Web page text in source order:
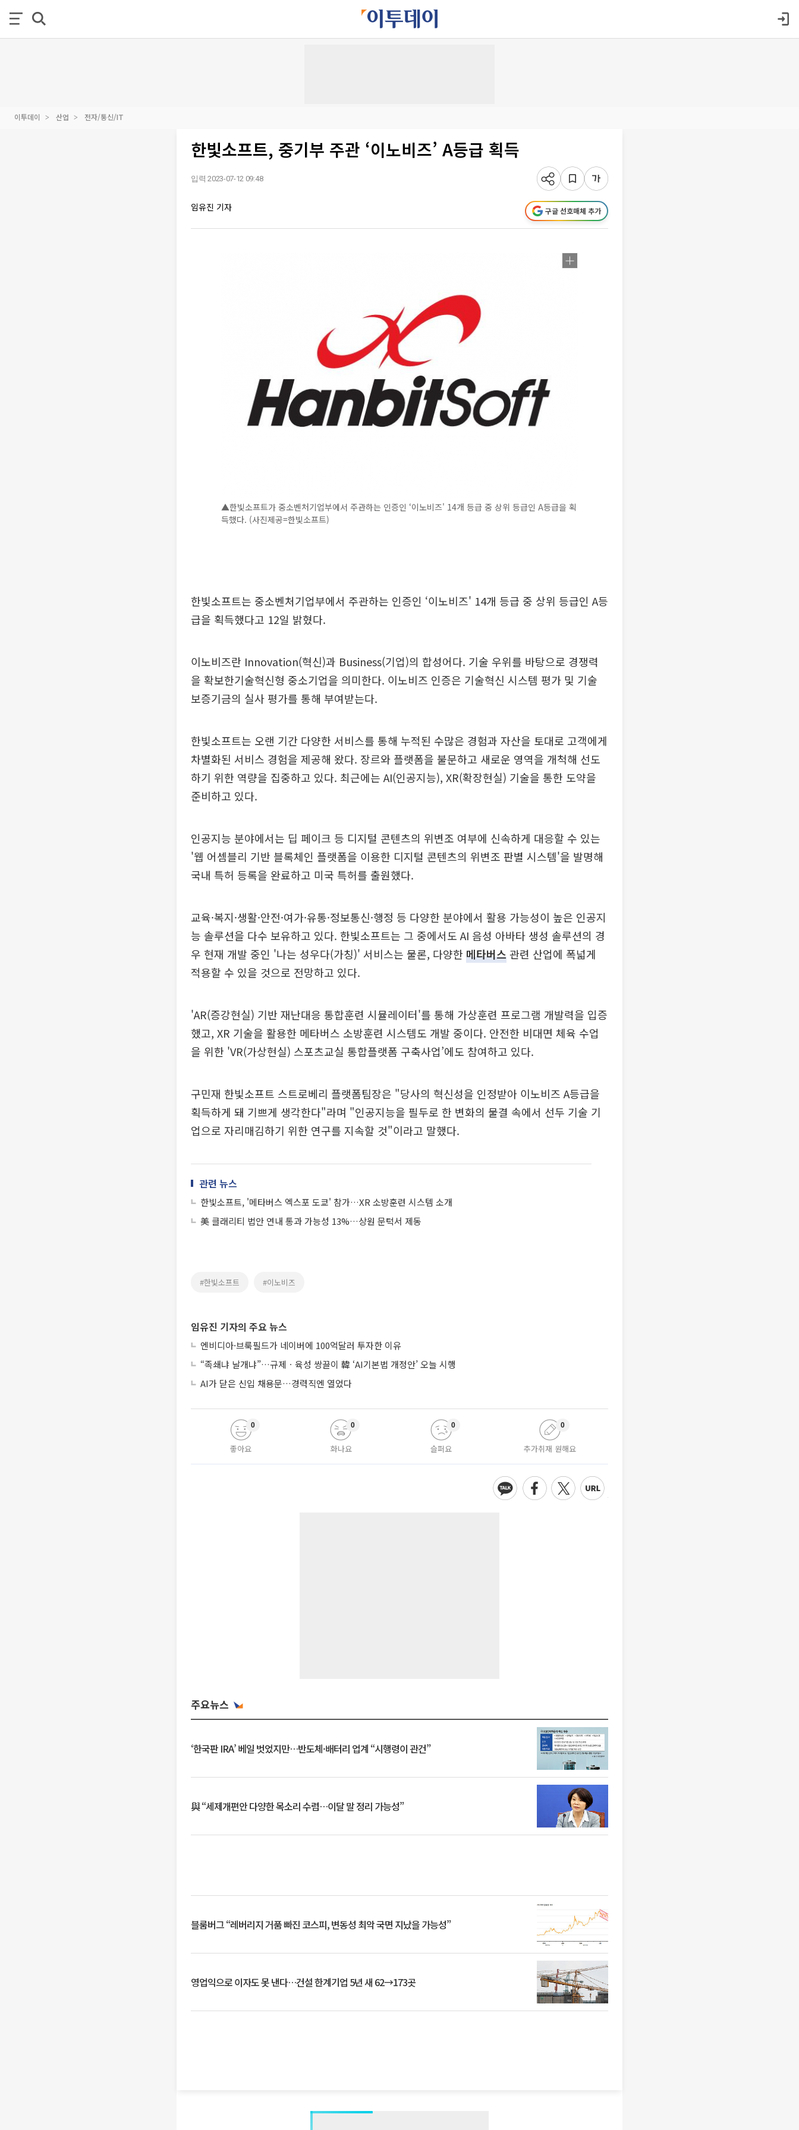
이투데이 산업 전자/통신/IT
한빛소프트, 중기부 주관 ‘이노비즈’ A등급 획득
입력 2023-07-12 09:48
임유진 기자 구글 선호매체 추가
▲한빛소프트가 중소벤처기업부에서 주관하는 인증인 ‘이노비즈' 14개 등급 중 상위 등급인 A등급을 획
득했다. (사진제공=한빛소프트)
한빛소프트는 중소벤처기업부에서 주관하는 인증인 ‘이노비즈' 14개 등급 중 상위 등급인 A등
급을 획득했다고 12일 밝혔다.
이노비즈란 Innovation(혁신)과 Business(기업)의 합성어다. 기술 우위를 바탕으로 경쟁력
을 확보한기술혁신형 중소기업을 의미한다. 이노비즈 인증은 기술혁신 시스템 평가 및 기술
보증기금의 실사 평가를 통해 부여받는다.
한빛소프트는 오랜 기간 다양한 서비스를 통해 누적된 수많은 경험과 자산을 토대로 고객에게
차별화된 서비스 경험을 제공해 왔다. 장르와 플랫폼을 불문하고 새로운 영역을 개척해 선도
하기 위한 역량을 집중하고 있다. 최근에는 AI(인공지능), XR(확장현실) 기술을 통한 도약을
준비하고 있다.
인공지능 분야에서는 딥 페이크 등 디지털 콘텐츠의 위변조 여부에 신속하게 대응할 수 있는
'웹 어셈블리 기반 블록체인 플랫폼을 이용한 디지털 콘텐츠의 위변조 판별 시스템'을 발명해
국내 특허 등록을 완료하고 미국 특허를 출원했다.
교육·복지·생활·안전·여가·유통·정보통신·행정 등 다양한 분야에서 활용 가능성이 높은 인공지
능 솔루션을 다수 보유하고 있다. 한빛소프트는 그 중에서도 AI 음성 아바타 생성 솔루션의 경
우 현재 개발 중인 '나는 성우다(가칭)' 서비스는 물론, 다양한 메타버스관련 산업에 폭넓게
적용할 수 있을 것으로 전망하고 있다.
'AR(증강현실) 기반 재난대응 통합훈련 시뮬레이터'를 통해 가상훈련 프로그램 개발력을 입증
했고, XR 기술을 활용한 메타버스 소방훈련 시스템도 개발 중이다. 안전한 비대면 체육 수업
을 위한 'VR(가상현실) 스포츠교실 통합플랫폼 구축사업’에도 참여하고 있다.
구민재 한빛소프트 스트로베리 플랫폼팀장은 "당사의 혁신성을 인정받아 이노비즈 A등급을
획득하게 돼 기쁘게 생각한다"라며 "인공지능을 필두로 한 변화의 물결 속에서 선두 기술 기
업으로 자리매김하기 위한 연구를 지속할 것"이라고 말했다.
관련 뉴스
한빛소프트, '메타버스 엑스포 도쿄' 참가…XR 소방훈련 시스템 소개
美 클래리티 법안 연내 통과 가능성 13%…상원 문턱서 제동
#한빛소프트 #이노비즈
임유진 기자의 주요 뉴스
엔비디아·브룩필드가 네이버에 100억달러 투자한 이유
“족쇄냐 날개냐”…규제ㆍ육성 쌍끌이 韓 ‘AI기본법 개정안’ 오늘 시행
AI가 닫은 신입 채용문…경력직엔 열었다
좋아요
0
화나요
0
슬퍼요
0
추가취재 원해요
0
주요뉴스
‘한국판 IRA’ 베일 벗었지만…반도체·배터리 업계 “시행령이 관건”
與 “세제개편안 다양한 목소리 수렴…이달 말 정리 가능성”
블룸버그 “레버리지 거품 빠진 코스피, 변동성 최악 국면 지났을 가능성”
영업익으로 이자도 못 낸다…건설 한계기업 5년 새 62→173곳